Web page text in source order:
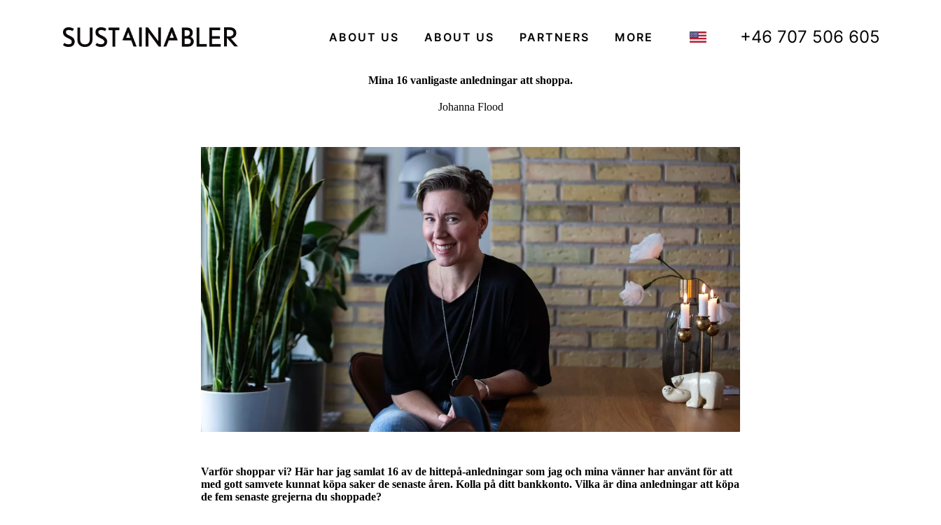
ABOUT US ABOUT US PARTNERS MORE +46 707 506 605
Mina 16 vanligaste anledningar att shoppa.
Johanna Flood
Varför shoppar vi? Här har jag samlat 16 av de hittepå-anledningar som jag och mina vänner har använt för att
med gott samvete kunnat köpa saker de senaste åren. Kolla på ditt bankkonto. Vilka är dina anledningar att köpa
de fem senaste grejerna du shoppade?